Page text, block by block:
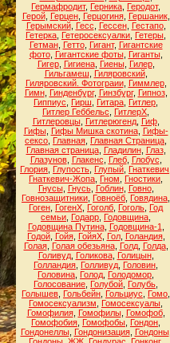
Гермафродит, Герника Геродот,
Герой, Герцен, Герцогиня, Гершаник,
Герымский, Гесс Гессен, Гестапо,
Гетерка Гетеросексуалки Гетеры
Гетман, Гетто, Гигант, Гигантские
фото, Гигантские фоты, Гиганты,
Гигер, Гигиена, Гиены, Гилер,
Гильгамеш
Гиляровский,
Гиляровский. Фотограии, Гиммлер,
Гимн, Гинденбург, Гинзбург, Гипноз,
Гиппиус
Гирш Гитара Гитлер
Гитлер Геббельс
ГитлерХ
Гитлеровцы, Гитлерюгенд, Гиф,
Гифы, Гифы Мишка скотина, Гифы-
сексо Главная Главная Страница
Главная страница, Гладилин, Глаз,
Глазунов, Глакенс Глеб, Глобус
Глория Глупость Глупый Гнаткевич
Гнаткевич-Жопа Гном Гностики
Гнусы, Гнусь, Гоблин, Говно,
Говнозащитники Говноёб Говядина
Гоген ГогенХ Гоголб Гоголь Год
семьи Годарр Годовщина
Годовщина Путина, Годовщина-1
Годой, Гойя, ГойяХ, Гол, Голандия,
Голая, Голая обезьяна, Голд, Голда,
Голивуд, Голикова, Голицын,
Голландия Голливуд Головин
Головина Голод Голодомор
Голосование Голубой Голубь
Голышев Гольбейн Гольциус Гомо
Гомосексуализм
Гомосексуалы
Гомофилия, Гомофилы, Гомофоб,
Гомофобия Гомофобы Гондон
Гондонеллы, Гондонизация, Гондоны,